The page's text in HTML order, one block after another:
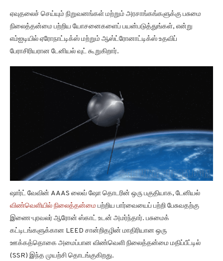
ஏவுதலைச் செய்யும் நிறுவனங்கள் மற்றும் அரசாங்கங்களுக்கு பசுமை
நிலைத்தன்மை பற்றிய யோசனைகளைப் பயன்படுத்துங்கள், என்று
எம்ஐடியில் ஏரோநாட்டிக்ஸ் மற்றும் ஆஸ்ட்ரோனாட்டிக்ஸ் உதவிப்
பேராசிரியரான டேனியல் வுட் கூறுகிறார்.
ஷார்ட் வேவின் AAAS லைவ் ஷோ தொடரின் ஒரு பகுதியாக, டேனியல்
விண்வெளியில் நிலைத்தன்மைபற்றிய பார்வையைப் பற்றி பேசுவதற்கு
இணை-புரவலர் ஆரோன் ஸ்காட் உடன் அமர்ந்தார். பசுமைக்
கட்டிடங்களுக்கான LEED சான்றிதழின் மாதிரியான ஒரு
ஊக்கத்தொகை அமைப்பான விண்வெளி நிலைத்தன்மை மதிப்பீட்டில்
(SSR) இந்த முயற்சி தொடங்குகிறது.